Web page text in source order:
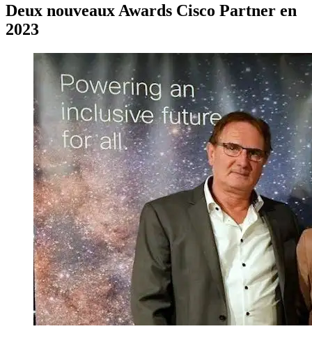
Deux nouveaux Awards Cisco Partner en
2023